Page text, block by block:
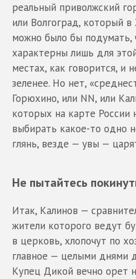
реальный приволжский
или Волгоград, который
можно было бы подумать,
характерны лишь для
местах, как говорится, и
зеленее. Но нет,
Горюхино, или NN, или
которых на карте России
выбирать какое-то одно
глянь, везде — увы —
Не пытайтесь
Итак, Калинов —
жители которого ведут
в церковь, хлопочут по
главное — целыми днями
Купец Дикой вечно орет